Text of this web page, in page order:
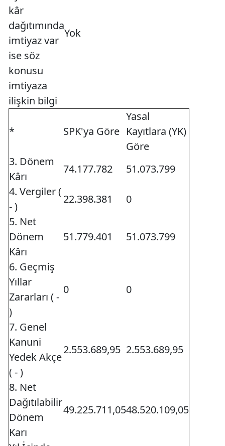
kâr
dağıtımında
imtiyaz var
ise söz
konusu
imtiyaza
ilişkin bilgi
Yok
* SPK'ya Göre
Yasal
Kayıtlara (YK)
Göre
3. Dönem
Kârı
74.177.782
51.073.799
4. Vergiler (
- )
22.398.381
0
5. Net
Dönem
Kârı
51.779.401 51.073.799
6. Geçmiş
Yıllar
Zararları ( -
)
0 0
7. Genel
Kanuni
Yedek Akçe
( - )
2.553.689,95 2.553.689,95
8. Net
Dağıtılabilir
Dönem
Karı
49.225.711,0548.520.109,05